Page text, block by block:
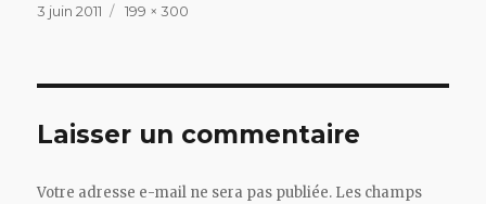
Publié
3 juin 2011
Taille
199 × 300
Laisser un commentaire
Votre adresse e-mail ne sera pas publiée. Les champs